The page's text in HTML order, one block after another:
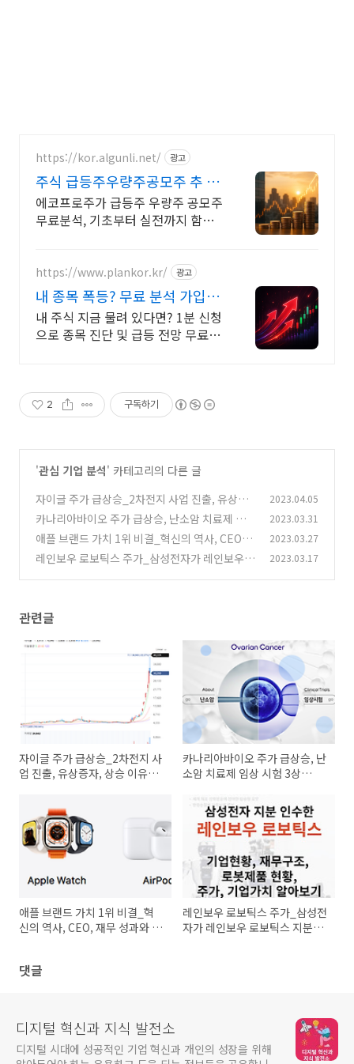
https://kor.algunli.net/ 광고
주식 급등주우량주공모주 추 지
금 안보면 늦어요
에코프로주가 급등주 우량주 공모주
무료분석, 기초부터 실전까지 함께
니다
https://www.plankor.kr/ 광고
내 종목 폭등? 무료 분석 가입즉
시 무료리포트 100%
내 주식 지금 물려 있다면? 1분 신청
으로 종목 진단 및 급등 전망 무료 분
2 구독하기
'관심 기업 분석' 카테고리의 다른 글
자이글 주가 급상승_2차전지 사업 진출, 유상증
자, 상승 이유와 향후전망 (0)
2023.04.05
카나리아바이오 주가 급상승, 난소암 치료제 임
상 시험 3상 DSMB 심의 통과
(0)
2023.03.31
애플 브랜드 가치 1위 비결_혁신의 역사, CEO,
재무 성과와 주가 (0)
2023.03.27
레인보우 로보틱스 주가_삼성전자가 레인보우
2023.03.17
관련글
자이글 주가 급상승_2차전지 사
업 진출, 유상증자, 상승 이유와
카나리아바이오 주가 급상승, 난
소암 치료제 임상 시험 3상
애플 브랜드 가치 1위 비결_혁
신의 역사, CEO, 재무 성과와 주
레인보우 로보틱스 주가_삼성전
자가 레인보우 로보틱스 지분을
댓글
디지털 혁신과 지식 발전소
디지털 시대에 성공적인 기업 혁신과 개인의 성장을 위해